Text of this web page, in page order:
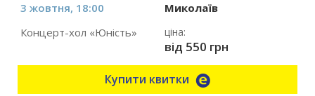
3 жовтня, 18:00
Миколаїв
Концерт-хол «Юність»
ціна:
від 550 грн
Купити квитки